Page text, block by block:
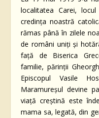
localitatea Carei,
credinţa noastră
rămas până în zilele
de români uniţi şi
faţă de Biserica
familie, părinţii
Episcopul Vasile
Maramureşul devine
viaţă creştină este
mama sa, legată, din